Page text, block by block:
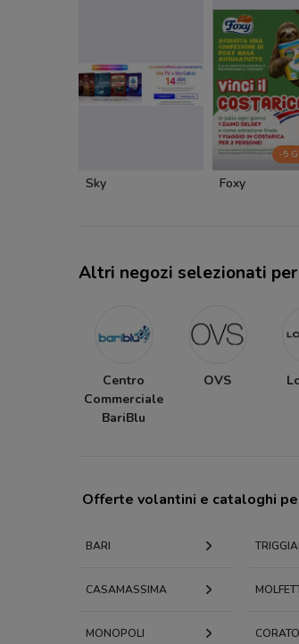
Sky
-5
Foxy
Altri negozi selezionati
Centro
Commerciale
BariBlu
OVS
Offerte volantini e cataloghi
BARI
CASAMASSIMA
MONOPOLI CORATO